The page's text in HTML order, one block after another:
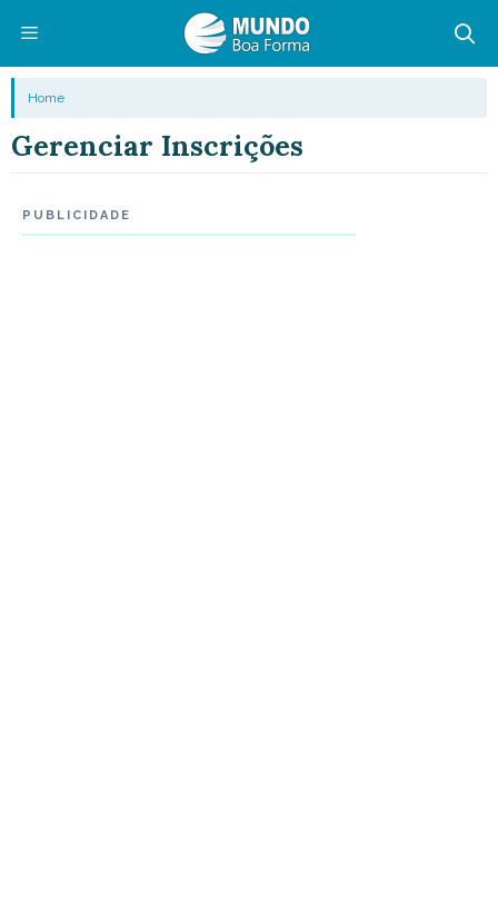
conteúdo
Menu
Home
Gerenciar Inscrições
PUBLICIDADE